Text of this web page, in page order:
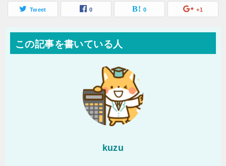
Tweet 0 0 +1
この記事を書いている人
kuzu